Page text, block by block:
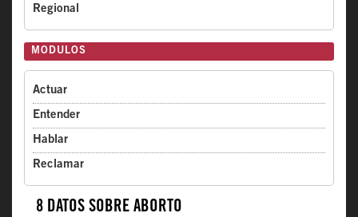
Regional
MODULOS
Actuar
Entender
Hablar
Reclamar
8 DATOS SOBRE ABORTO